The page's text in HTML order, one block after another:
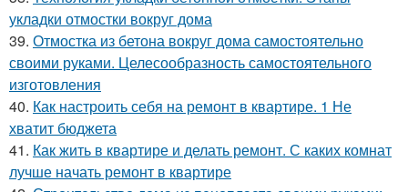
укладки отмостки вокруг дома
39. Отмостка из бетона вокруг дома самостоятельно
своими руками. Целесообразность самостоятельного
изготовления
40. Как настроить себя на ремонт в квартире. 1 Не
хватит бюджета
41. Как жить в квартире и делать ремонт. С каких комнат
лучше начать ремонт в квартире